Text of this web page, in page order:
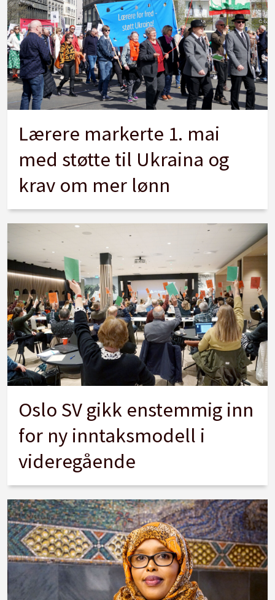
Lærere markerte 1. mai
med støtte til Ukraina og
krav om mer lønn
Oslo SV gikk enstemmig inn
for ny inntaksmodell i
videregående